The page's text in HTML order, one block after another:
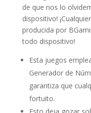
de que nos lo
dispositivo!
producida por
todo dispositivo!
Esta juegos
Generador de
garantiza que
fortuito.